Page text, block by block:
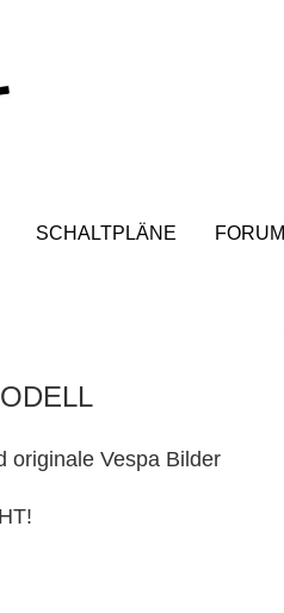
SCHALTPLÄNE FORUM
originale Vespa Bilder